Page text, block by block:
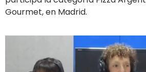
Gourmet, en Madrid.